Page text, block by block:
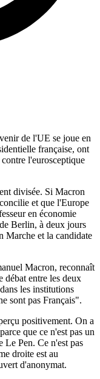
de l'UE se joue en
française, ont
l'eurosceptique
divisée. Si Macron
et que l'Europe
en économie
Berlin, à deux jours
Marche et la candidate
Macron, reconnaît
débat entre les deux
les institutions
sont pas Français".
positivement. On a
que ce n'est pas un
Le Pen. Ce n'est pas
droite est au
d'anonymat.